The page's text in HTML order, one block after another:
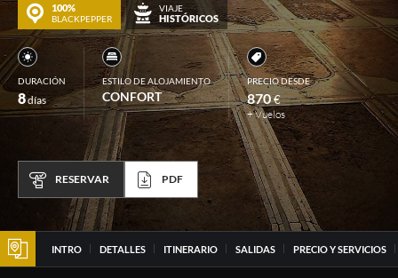
100%
BLACKPEPPER
VIAJE
HISTÓRICOS
DURACIÓN
8días
ESTILO DE ALOJAMIENTO
CONFORT
PRECIO DESDE
870€
+ Vuelos
RESERVAR PDF
INTRO DETALLES ITINERARIO SALIDAS PRECIO Y SERVICIOS